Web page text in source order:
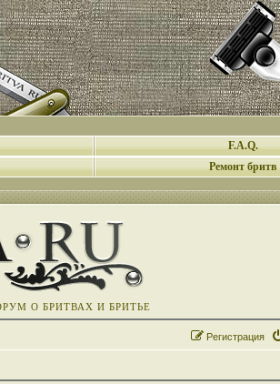
F.A.Q.
Ремонт бритв
О БРИТВАХ И БРИТЬЕ
Регистрация